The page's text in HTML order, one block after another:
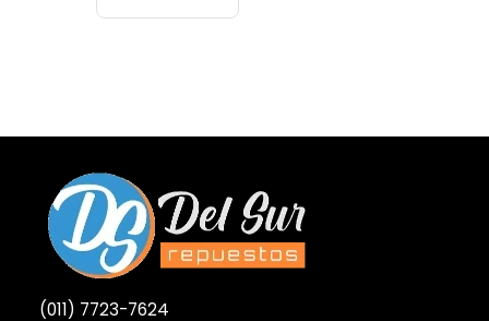
(011) 7723-7624